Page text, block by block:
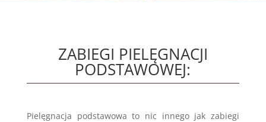
ZABIEGI PIELĘGNACJI
PODSTAWOWEJ:
Pielęgnacja podstawowa to nic innego jak zabiegi